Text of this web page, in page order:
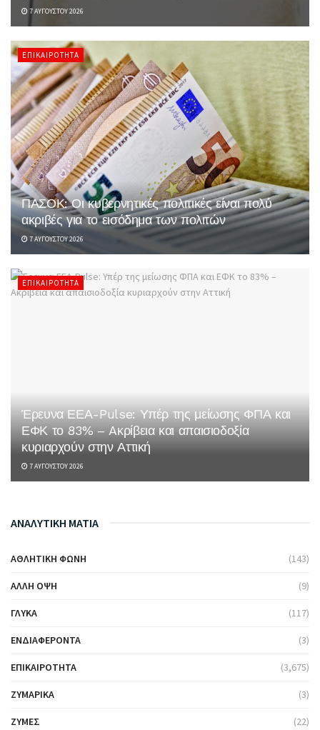
7 ΑΥΓΟΎΣΤΟΥ 2026
ΕΠΙΚΑΙΡΌΤΗΤΑ
ΠΑΣΟΚ: Οι κυβερνητικές πολιτικές είναι πολύ
ακριβές για το εισόδημα των πολιτών
7 ΑΥΓΟΎΣΤΟΥ 2026
ΕΠΙΚΑΙΡΌΤΗΤΑ
Έρευνα ΕΕΑ-Pulse: Υπέρ της μείωσης ΦΠΑ και
ΕΦΚ το 83% – Aκρίβεια και απαισιοδοξία
κυριαρχούν στην Αττική
7 ΑΥΓΟΎΣΤΟΥ 2026
ΑΝΑΛΥΤΙΚΗ ΜΑΤΙΑ
ΑΘΛΗΤΙΚΉ ΦΩΝΉ (143)
ΆΛΛΗ ΌΨΗ (9)
ΓΛΥΚΆ (117)
ΕΝΔΙΑΦΈΡΟΝΤΑ (3)
ΕΠΙΚΑΙΡΌΤΗΤΑ (3,675)
ΖΥΜΑΡΙΚΆ (3)
ΖΎΜΕΣ (22)